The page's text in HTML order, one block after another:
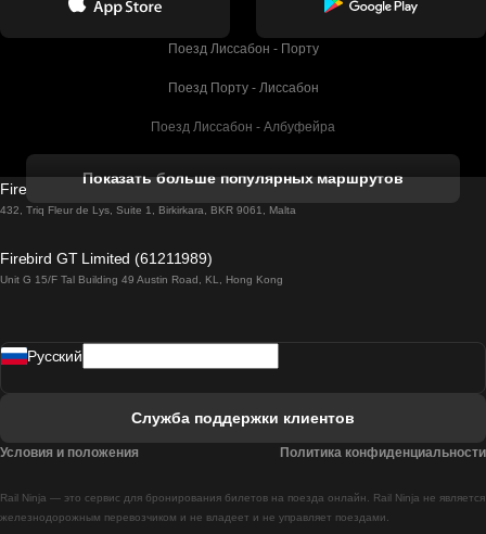
Поезд Лиссабон - Порту
Поезд Порту - Лиссабон
Поезд Лиссабон - Албуфейра
Поезд Лиссабон - Лагос
Поезд Лиссабон - Мадрид
Поезд Лиссабон - Брага
Показать больше популярных маршрутов
Firebird GT Limited (OC 1451)
432, Triq Fleur de Lys, Suite 1, Birkirkara, BKR 9061, Malta
Firebird GT Limited (61211989)
Unit G 15/F Tal Building 49 Austin Road, KL, Hong Kong
Rail Ninja — это сервис для бронирования билетов на поезда онлайн. Rail Ninja не является
железнодорожным перевозчиком и не владеет и не управляет поездами.
Pусский
Служба поддержки клиентов
Условия и положения Политика конфиденциальности